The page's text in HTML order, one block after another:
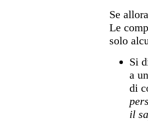
Se
Le
solo
Si
a
di
il